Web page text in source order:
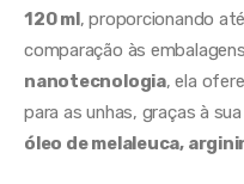
120 ml, proporcionando até
comparação às
nanotecnologia, ela
para as unhas, graças à
óleo de melaleuca,